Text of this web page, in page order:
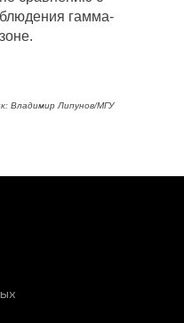
гамма-
Владимир Липунов/МГУ